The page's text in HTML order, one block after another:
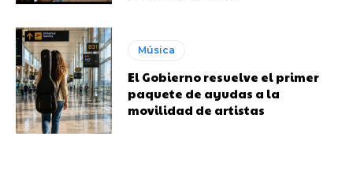
Música
El Gobierno resuelve el primer
paquete de ayudas a la
movilidad de artistas